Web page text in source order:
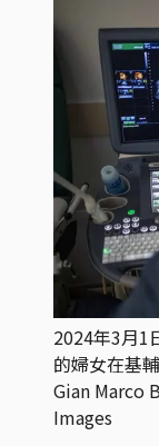
2024年3月1
的婦女在基
Gian Marco
Images